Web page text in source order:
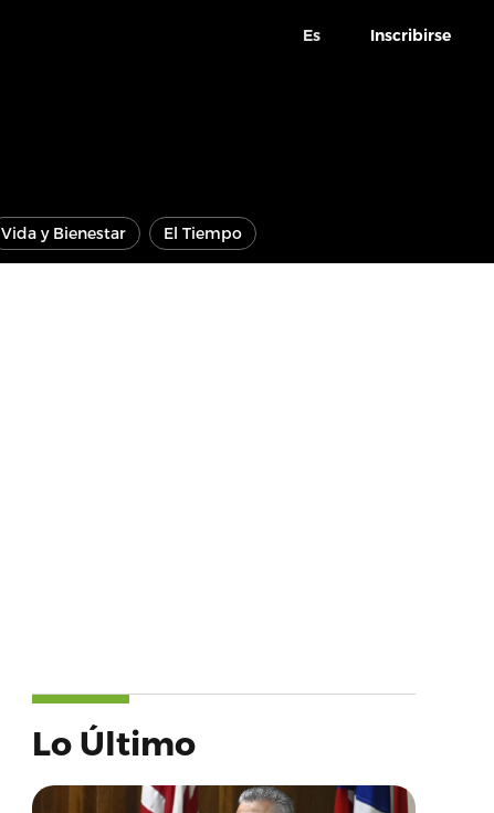
Es Inscribirse
Vida y Bienestar El Tiempo
Lo Último